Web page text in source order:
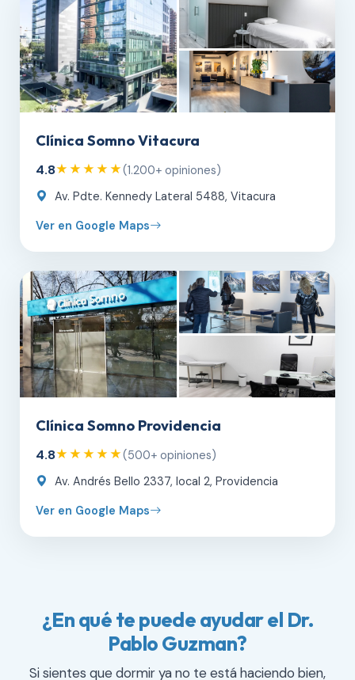
Clínica Somno Vitacura
4.8★★★★★(1.200+ opiniones)
Av. Pdte. Kennedy Lateral 5488, Vitacura
Ver en Google Maps
Clínica Somno Providencia
4.8★★★★★(500+ opiniones)
Av. Andrés Bello 2337, local 2, Providencia
Ver en Google Maps
¿En qué te puede ayudar el Dr.
Pablo Guzman?
Si sientes que dormir ya no te está haciendo bien,